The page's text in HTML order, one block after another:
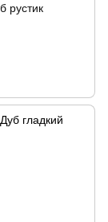
рустик